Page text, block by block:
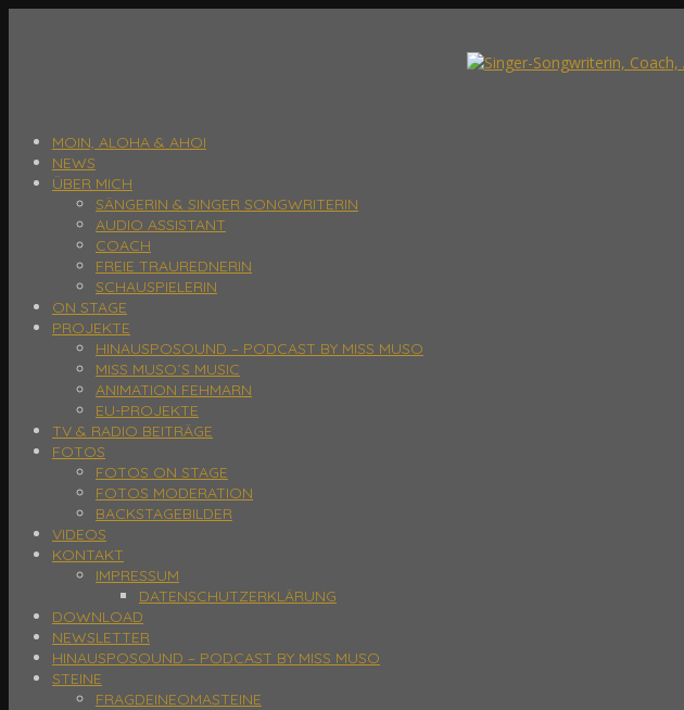
MOIN, ALOHA & AHOI
NEWS
ÜBER MICH
SÄNGERIN & SINGER SONGWRITERIN
AUDIO ASSISTANT
COACH
FREIE TRAUREDNERIN
SCHAUSPIELERIN
ON STAGE
PROJEKTE
HINAUSPOSOUND – PODCAST BY MISS MUSO
MISS MUSO´S MUSIC
ANIMATION FEHMARN
EU-PROJEKTE
TV & RADIO BEITRÄGE
FOTOS
FOTOS ON STAGE
FOTOS MODERATION
BACKSTAGEBILDER
VIDEOS
KONTAKT
IMPRESSUM
DATENSCHUTZERKLÄRUNG
DOWNLOAD
NEWSLETTER
HINAUSPOSOUND – PODCAST BY MISS MUSO
STEINE
FRAGDEINEOMASTEINE